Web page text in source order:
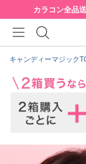
カラコン全品
キャンディーマジック